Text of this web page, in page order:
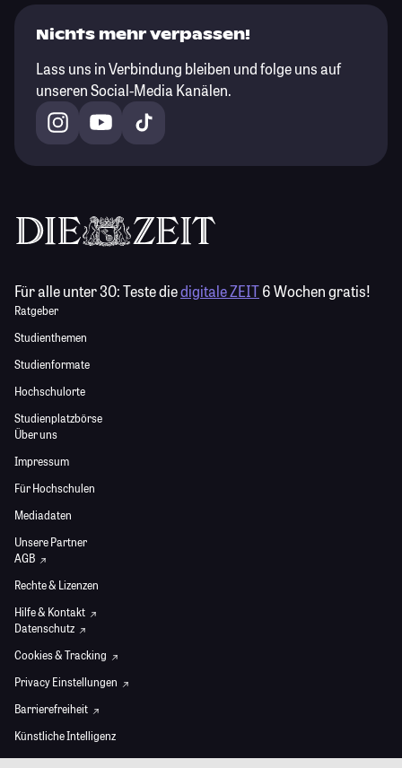
Nichts mehr verpassen!
Lass uns in Verbindung bleiben und folge uns auf
unseren Social-Media Kanälen.
Für alle unter 30:Teste diedigitale ZEIT6 Wochen gratis!
Ratgeber
Studienthemen
Studienformate
Hochschulorte
Studienplatzbörse
Über uns
Impressum
Für Hochschulen
Mediadaten
Unsere Partner
AGB
Rechte & Lizenzen
Hilfe & Kontakt
Datenschutz
Cookies & Tracking
Privacy Einstellungen
Barrierefreiheit
Künstliche Intelligenz